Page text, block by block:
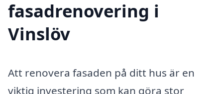
fasadrenovering i
Vinslöv
Att renovera fasaden på ditt hus är en
viktig investering som kan göra stor